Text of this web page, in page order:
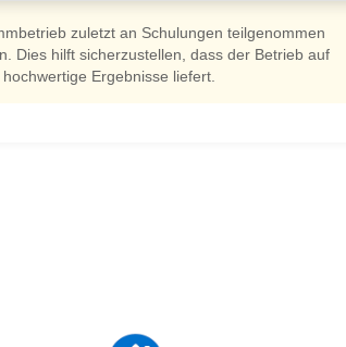
zuletzt an Schulungen teilgenommen
Dies hilft sicherzustellen, dass der Betrieb auf
Ergebnisse liefert.